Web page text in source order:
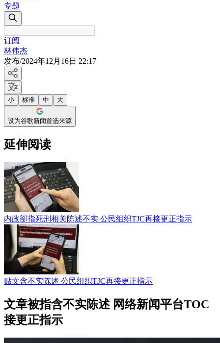
专题
订阅
林伟杰
发布/2024年12月16日 22:17
小 标准 中 大
设为谷歌新闻首选来源
延伸阅读
内政部指死刑相关陈述不实 公民组织TJC再接更正指示
贴文含不实陈述 公民组织TJC再接更正指示
文章被指含不实陈述 网络新闻平台TOC
接更正指示